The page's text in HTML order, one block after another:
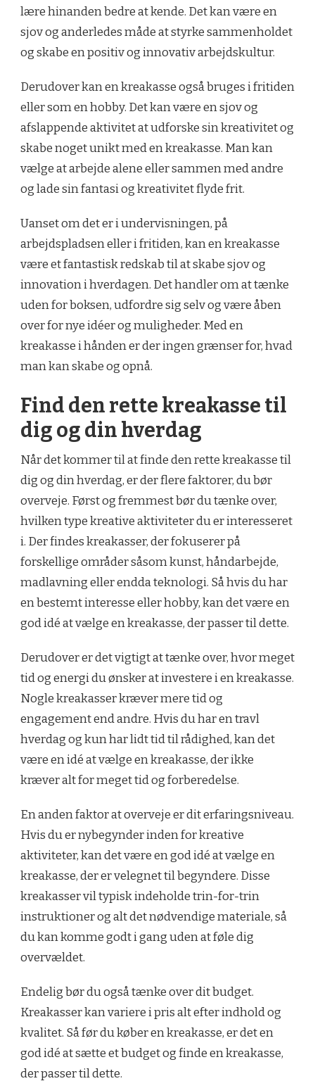
lære hinanden bedre at kende. Det kan være en
sjov og anderledes måde at styrke sammenholdet
og skabe en positiv og innovativ arbejdskultur.
Derudover kan en kreakasse også bruges i fritiden
eller som en hobby. Det kan være en sjov og
afslappende aktivitet at udforske sin kreativitet og
skabe noget unikt med en kreakasse. Man kan
vælge at arbejde alene eller sammen med andre
og lade sin fantasi og kreativitet flyde frit.
Uanset om det er i undervisningen, på
arbejdspladsen eller i fritiden, kan en kreakasse
være et fantastisk redskab til at skabe sjov og
innovation i hverdagen. Det handler om at tænke
uden for boksen, udfordre sig selv og være åben
over for nye idéer og muligheder. Med en
kreakasse i hånden er der ingen grænser for, hvad
man kan skabe og opnå.
Find den rette kreakasse til
dig og din hverdag
Når det kommer til at finde den rette kreakasse til
dig og din hverdag, er der flere faktorer, du bør
overveje. Først og fremmest bør du tænke over,
hvilken type kreative aktiviteter du er interesseret
i. Der findes kreakasser, der fokuserer på
forskellige områder såsom kunst, håndarbejde,
madlavning eller endda teknologi. Så hvis du har
en bestemt interesse eller hobby, kan det være en
god idé at vælge en kreakasse, der passer til dette.
Derudover er det vigtigt at tænke over, hvor meget
tid og energi du ønsker at investere i en kreakasse.
Nogle kreakasser kræver mere tid og
engagement end andre. Hvis du har en travl
hverdag og kun har lidt tid til rådighed, kan det
være en idé at vælge en kreakasse, der ikke
kræver alt for meget tid og forberedelse.
En anden faktor at overveje er dit erfaringsniveau.
Hvis du er nybegynder inden for kreative
aktiviteter, kan det være en god idé at vælge en
kreakasse, der er velegnet til begyndere. Disse
kreakasser vil typisk indeholde trin-for-trin
instruktioner og alt det nødvendige materiale, så
du kan komme godt i gang uden at føle dig
overvældet.
Endelig bør du også tænke over dit budget.
Kreakasser kan variere i pris alt efter indhold og
kvalitet. Så før du køber en kreakasse, er det en
god idé at sætte et budget og finde en kreakasse,
der passer til dette.